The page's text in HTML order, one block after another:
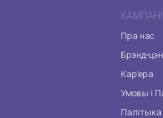
Пра нас
Брэнд-
Кар'ера
Умовы і
Палітыка